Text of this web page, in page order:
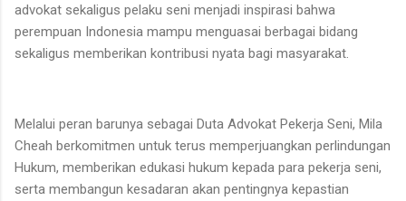
advokat sekaligus pelaku seni menjadi inspirasi bahwa
perempuan Indonesia mampu menguasai berbagai bidang
sekaligus memberikan kontribusi nyata bagi masyarakat.
Melalui peran barunya sebagai Duta Advokat Pekerja Seni, Mila
Cheah berkomitmen untuk terus memperjuangkan perlindungan
Hukum, memberikan edukasi hukum kepada para pekerja seni,
serta membangun kesadaran akan pentingnya kepastian